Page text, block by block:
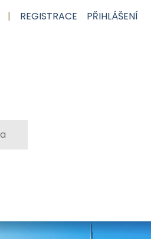
| REGISTRACE PŘIHLÁŠENÍ